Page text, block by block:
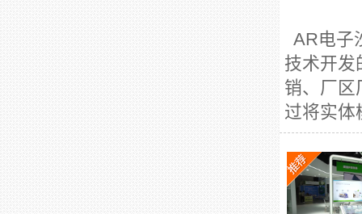
AR电子
技术开发
销、厂区
过将实体